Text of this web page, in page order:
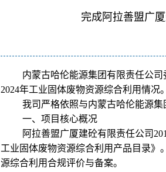
完成阿拉善盟广
内蒙古哈伦能源集团有限责任公
2024年工业固体废物资源综合利用情况
我司严格依照与内蒙古哈伦能源
一、项目核心概况
阿拉善盟广厦建砼有限责任公司
工业固体废物资源综合利用产品目录》
源综合利用合规评价与备案。